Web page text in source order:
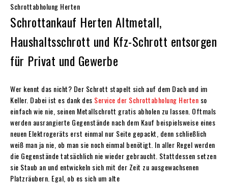
Schrottabholung Herten
Schrottankauf Herten Altmetall,
Haushaltsschrott und Kfz-Schrott entsorgen
für Privat und Gewerbe
Wer kennt das nicht? Der Schrott stapelt sich auf dem Dach und im
Keller. Dabei ist es dank des Service der Schrottabholung Herten so
einfach wie nie, seinen Metallschrott gratis abholen zu lassen. Oftmals
werden ausrangierte Gegenstände nach dem Kauf beispielsweise eines
neuen Elektrogeräts erst einmal nur Seite gepackt, denn schließlich
weiß man ja nie, ob man sie noch einmal benötigt. In aller Regel werden
die Gegenstände tatsächlich nie wieder gebraucht. Stattdessen setzen
sie Staub an und entwickeln sich mit der Zeit zu ausgewachsenen
Platzräubern. Egal, ob es sich um alte